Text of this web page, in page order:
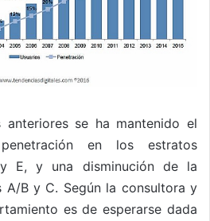
se ha mantenido el
en los estratos
E, y una disminución de la
A/B y C. Según la consultora y
es de esperarse dada